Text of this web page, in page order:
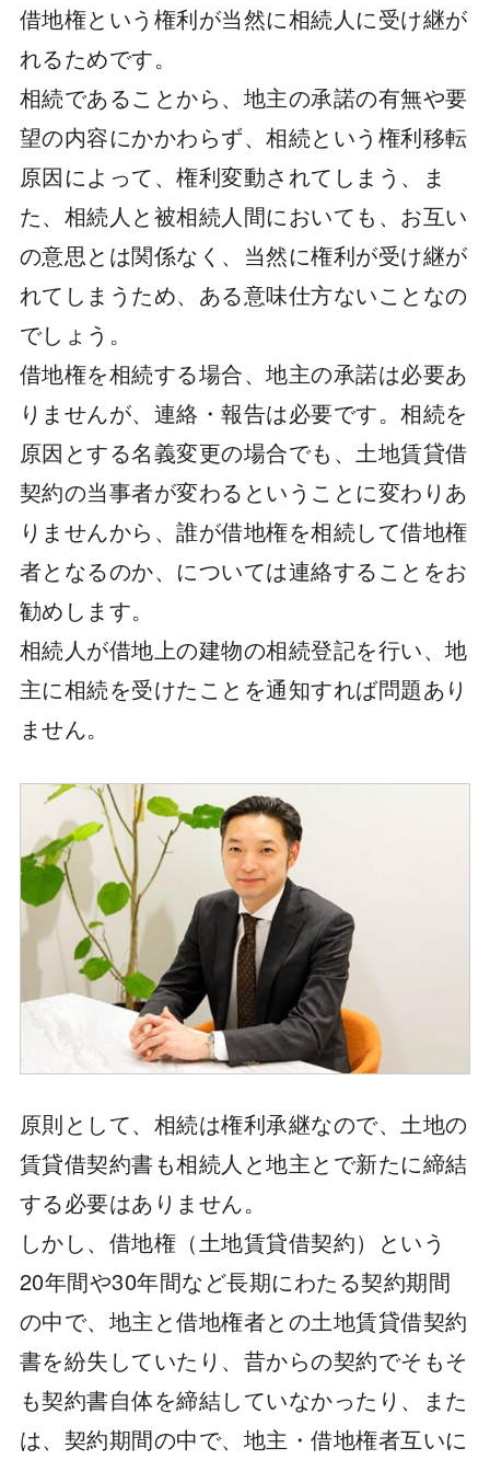
借地権という権利が当然に相続人に受け継が
れるためです。
相続であることから、地主の承諾の有無や要
望の内容にかかわらず、相続という権利移転
原因によって、権利変動されてしまう、ま
た、相続人と被相続人間においても、お互い
の意思とは関係なく、当然に権利が受け継が
れてしまうため、ある意味仕方ないことなの
でしょう。
借地権を相続する場合、地主の承諾は必要あ
りませんが、連絡・報告は必要です。相続を
原因とする名義変更の場合でも、土地賃貸借
契約の当事者が変わるということに変わりあ
りませんから、誰が借地権を相続して借地権
者となるのか、については連絡することをお
勧めします。
相続人が借地上の建物の相続登記を行い、地
主に相続を受けたことを通知すれば問題あり
ません。
原則として、相続は権利承継なので、土地の
賃貸借契約書も相続人と地主とで新たに締結
する必要はありません。
しかし、借地権（土地賃貸借契約）という
20年間や30年間など長期にわたる契約期間
の中で、地主と借地権者との土地賃貸借契約
書を紛失していたり、昔からの契約でそもそ
も契約書自体を締結していなかったり、また
は、契約期間の中で、地主・借地権者互いに